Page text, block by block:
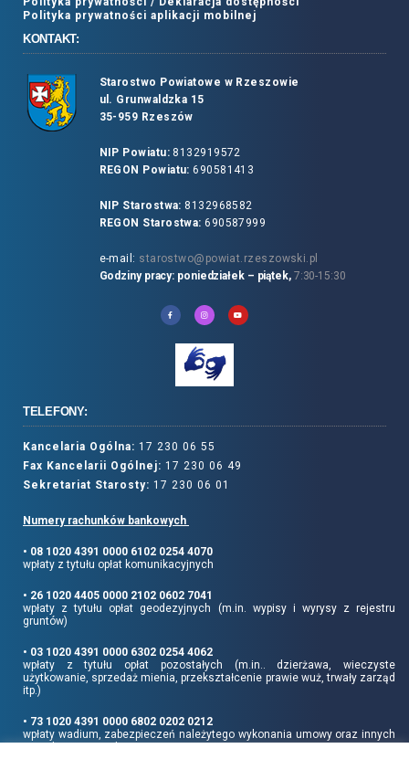
Polityka prywatności aplikacji mobilnej
KONTAKT:
Starostwo Powiatowe w Rzeszowie
ul. Grunwaldzka 15
35-959 Rzeszów
NIP Powiatu:8132919572
REGON Powiatu: 690581413
NIP Starostwa: 8132968582
REGON Starostwa: 690587999
e-mail: starostwo@powiat.rzeszowski.pl
Godziny pracy: poniedziałek – piątek, 7:30-15:30
TELEFONY:
Kancelaria Ogólna: 17 230 06 55
Fax Kancelarii Ogólnej: 17 230 06 49
Sekretariat Starosty: 17 230 06 01
Numery rachunków bankowych
• 08 1020 4391 0000 6102 0254 4070
wpłaty z tytułu opłat komunikacyjnych
• 26 1020 4405 0000 2102 0602 7041
wpłaty z tytułu opłat geodezyjnych (m.in. wypisy i wyrysy z rejestru
gruntów)
• 03 1020 4391 0000 6302 0254 4062
wpłaty z tytułu opłat pozostałych (m.in.. dzierżawa, wieczyste
użytkowanie, sprzedaż mienia, przekształcenie prawie wuż, trwały zarząd
itp.)
• 73 1020 4391 0000 6802 0202 0212
wpłaty wadium, zabezpieczeń należytego wykonania umowy oraz innych